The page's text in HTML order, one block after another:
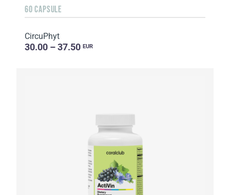
60 CAPSULE
CircuPhyt
30.00 – 37.50 EUR